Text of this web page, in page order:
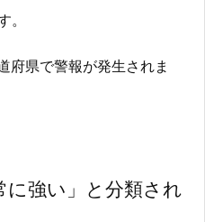
府県で警報が発生されま
に強い」と分類され